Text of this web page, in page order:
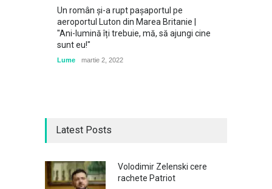
Un român și-a rupt pașaportul pe
aeroportul Luton din Marea Britanie |
"Ani-lumină îți trebuie, mă, să ajungi cine
sunt eu!"
Lume martie 2, 2022
Latest Posts
Volodimir Zelenski cere
rachete Patriot